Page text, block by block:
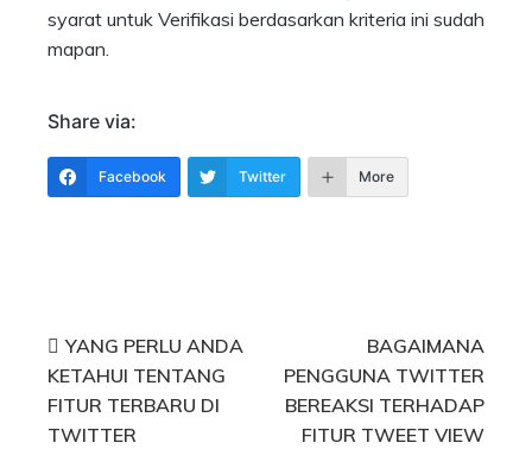
syarat untuk Verifikasi berdasarkan kriteria ini sudah
mapan.
Share via:
Facebook Twitter More
Post
navigation
YANG PERLU ANDA
KETAHUI TENTANG
FITUR TERBARU DI
TWITTER
BAGAIMANA
PENGGUNA TWITTER
BEREAKSI TERHADAP
FITUR TWEET VIEW